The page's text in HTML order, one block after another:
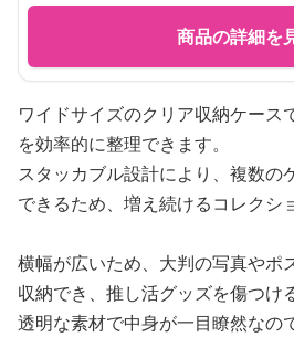
商品の詳細を
ワイドサイズのクリア収納ケース
を効率的に整理できます。
スタッカブル設計により、複数の
できるため、増え続けるコレクシ
横幅が広いため、大判の写真やポ
収納でき、推し活グッズを傷つけ
透明な素材で中身が一目瞭然なの